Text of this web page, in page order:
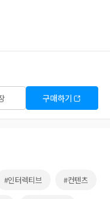
구매하기
#인터렉티브 #컨텐츠